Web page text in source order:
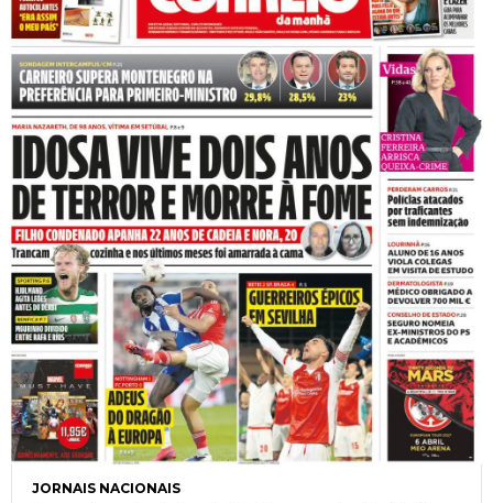
JORNAIS NACIONAIS